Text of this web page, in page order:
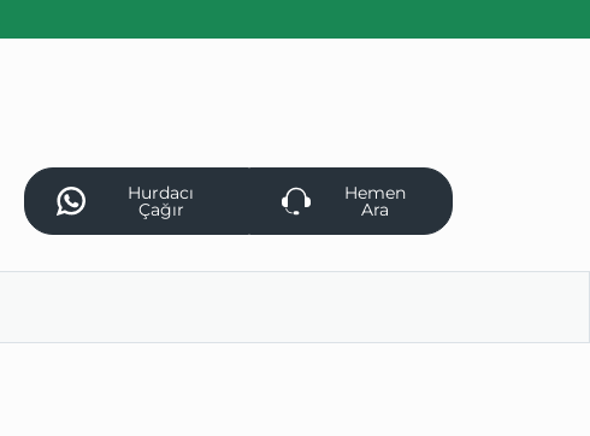
Hurdacı
Çağır
Hemen
Ara